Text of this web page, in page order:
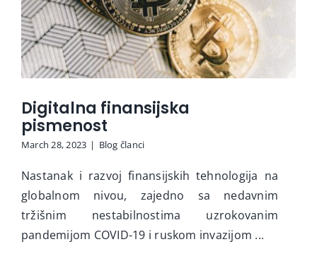
Digitalna finansijska
pismenost
March 28, 2023 | Blog članci
Nastanak i razvoj finansijskih tehnologija na
globalnom nivou, zajedno sa nedavnim
tržišnim nestabilnostima uzrokovanim
pandemijom COVID-19 i ruskom invazijom ...